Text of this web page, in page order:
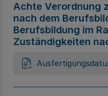
Achte Verordnung
nach dem
Berufsbildung im
Zuständigkeiten